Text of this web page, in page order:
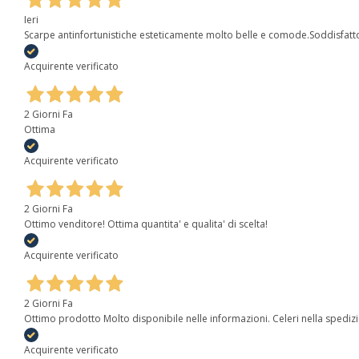
Ieri
Scarpe antinfortunistiche esteticamente molto belle e
Acquirente verificato
2 Giorni Fa
Ottima
Acquirente verificato
2 Giorni Fa
Ottimo venditore! Ottima quantita' e qualita' di scelta!
Acquirente verificato
2 Giorni Fa
Ottimo prodotto Molto disponibile nelle informazioni. Celeri nella
Acquirente verificato